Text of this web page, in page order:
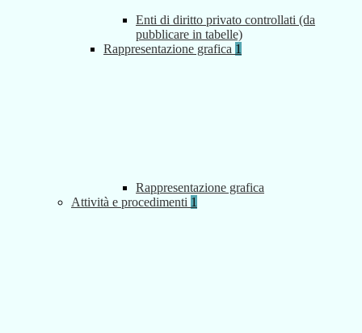
Enti di diritto privato controllati (da
pubblicare in tabelle)
Rappresentazione grafica 1
Rappresentazione grafica
Attività e procedimenti 1